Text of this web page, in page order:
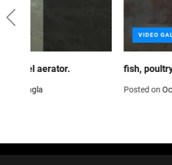
fish, poultry, cattle and animal
Posted on October 1, 2021by